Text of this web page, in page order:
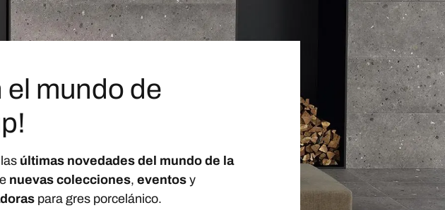
el mundo de
últimas novedades del mundo de la
nuevas colecciones, eventosy
para gres porcelánico.